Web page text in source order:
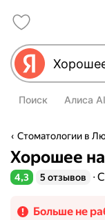
Поиск Алиса AI
Стоматологии в
Хорошее
Рейтинг 4,3 из 5
4,3 5 отзывов
Больше не